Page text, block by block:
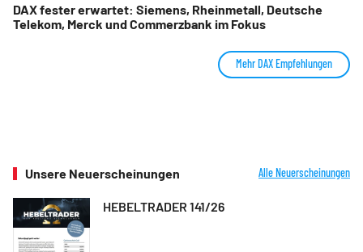
DAX fester erwartet: Siemens, Rheinmetall, Deutsche
Telekom, Merck und Commerzbank im Fokus
Mehr DAX Empfehlungen
Unsere Neuerscheinungen Alle Neuerscheinungen
HEBELTRADER 141/26